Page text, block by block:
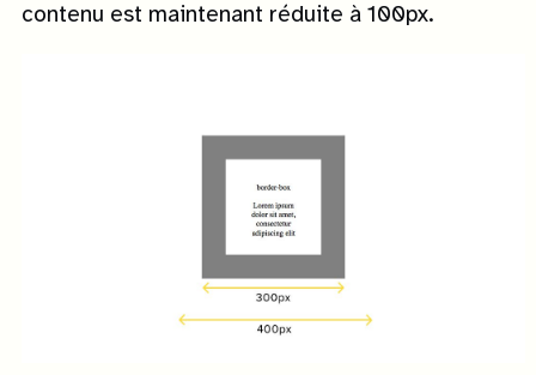
contenu est maintenant réduite à 100px.